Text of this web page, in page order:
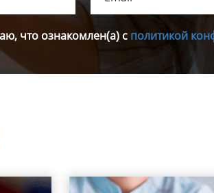
что ознакомлен(а) с политикой